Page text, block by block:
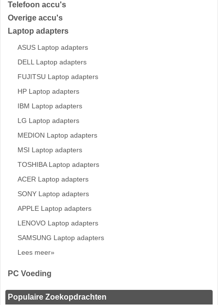
Telefoon accu's
Overige accu's
Laptop adapters
ASUS Laptop adapters
DELL Laptop adapters
FUJITSU Laptop adapters
HP Laptop adapters
IBM Laptop adapters
LG Laptop adapters
MEDION Laptop adapters
MSI Laptop adapters
TOSHIBA Laptop adapters
ACER Laptop adapters
SONY Laptop adapters
APPLE Laptop adapters
LENOVO Laptop adapters
SAMSUNG Laptop adapters
Lees meer»
PC Voeding
Populaire Zoekopdrachten